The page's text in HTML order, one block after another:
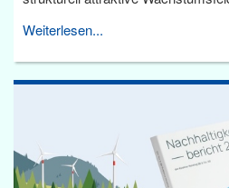
Weiterlesen...